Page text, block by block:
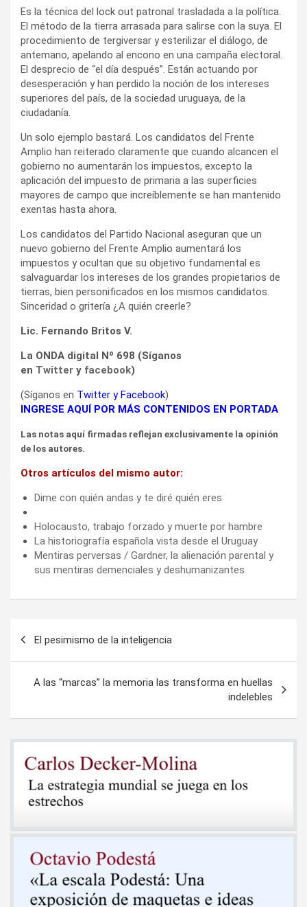
Es la técnica del lock out patronal trasladada a la política.
El método de la tierra arrasada para salirse con la suya. El
procedimiento de tergiversar y esterilizar el diálogo, de
antemano, apelando al encono en una campaña electoral.
El desprecio de “el día después”. Están actuando por
desesperación y han perdido la noción de los intereses
superiores del país, de la sociedad uruguaya, de la
ciudadanía.
Un solo ejemplo bastará. Los candidatos del Frente
Amplio han reiterado claramente que cuando alcancen el
gobierno no aumentarán los impuestos, excepto la
aplicación del impuesto de primaria a las superficies
mayores de campo que increíblemente se han mantenido
exentas hasta ahora.
Los candidatos del Partido Nacional aseguran que un
nuevo gobierno del Frente Amplio aumentará los
impuestos y ocultan que su objetivo fundamental es
salvaguardar los intereses de los grandes propietarios de
tierras, bien personificados en los mismos candidatos.
Sinceridad o gritería ¿A quién creerle?
Lic. Fernando Britos V.
La ONDA digital Nº 698 (Síganos
en Twitter y facebook)
(Síganos en Twitter yFacebook)
INGRESE AQUÍ POR MÁS CONTENIDOS EN PORTADA
Las notas aquí firmadas reflejan exclusivamente la opinión
de los autores.
Otros artículos del mismo autor:
Dime con quién andas y te diré quién eres
Holocausto, trabajo forzado y muerte por hambre
La historiografía española vista desde el Uruguay
Mentiras perversas / Gardner, la alienación parental y
sus mentiras demenciales y deshumanizantes
entradas
El pesimismo de la inteligencia
A las “marcas” la memoria las transforma en huellas
indelebles